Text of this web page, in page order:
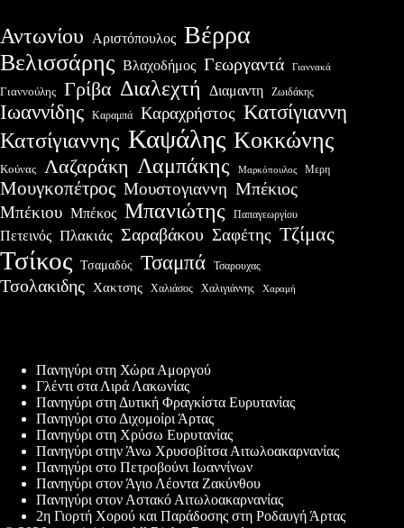
Αντωνίου Αριστόπουλος Βέρρα
Βελισσάρης Βλαχοδήμος Γεωργαντά Γιαννακά
Γιαννούλης Γρίβα Διαλεχτή Διαμαντη Ζωιδάκης
Ιωαννίδης Καραμπά Καραχρήστος Κατσίγιαννη
Κατσίγιαννης Καψάλης Κοκκώνης
Κούνας Λαζαράκη Λαμπάκης Μαρκόπουλος Μερη
Μουγκοπέτρος Μουστογιαννη Μπέκιος
Μπέκιου Μπέκος Μπανιώτης Παπαγεωργίου
Πετεινός Πλακιάς Σαραβάκου Σαφέτης Τζίμας
Τσίκος Τσαμαδός Τσαμπά Τσαρουχας
Τσολακιδης Χακτσης Χαλιάσος Χαλιγιάννης Χαραμή
Πανηγύρι στη Χώρα Αμοργού
Γλέντι στα Λιρά Λακωνίας
Πανηγύρι στη Δυτική Φραγκίστα Ευρυτανίας
Πανηγύρι στο Διχομοίρι Άρτας
Πανηγύρι στη Χρύσω Ευρυτανίας
Πανηγύρι στην Άνω Χρυσοβίτσα Αιτωλοακαρνανίας
Πανηγύρι στο Πετροβούνι Ιωαννίνων
Πανηγύρι στον Άγιο Λέοντα Ζακύνθου
Πανηγύρι στον Αστακό Αιτωλοακαρνανίας
2η Γιορτή Χορού και Παράδοσης στη Ροδαυγή Άρτας